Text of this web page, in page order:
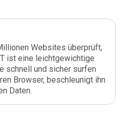
Websites überprüft,
ist eine leichtgewichtige
schnell und sicher surfen
Browser, beschleunigt ihn
Daten.